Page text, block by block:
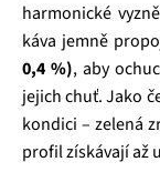
harmonické
káva jemně
0,4 %), aby
jejich chuť. Jako
kondici – zelená
profil získávají až